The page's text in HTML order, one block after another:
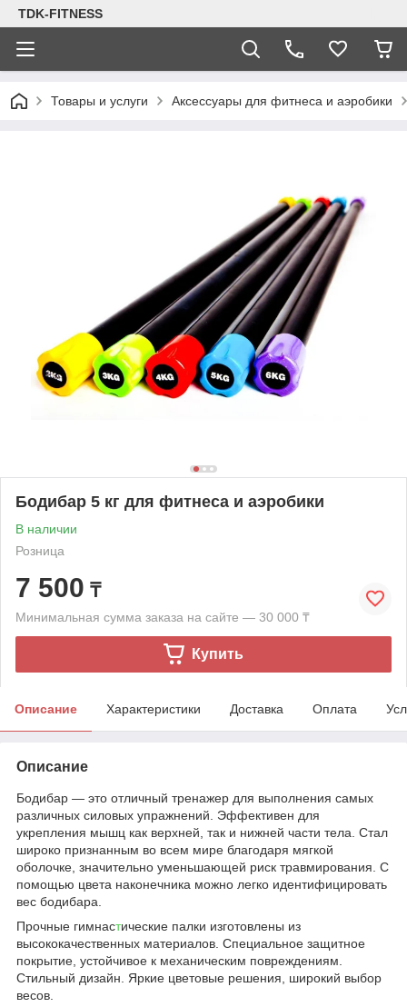
TDK-FITNESS
Товары и услуги Аксессуары для фитнеса и аэробики
Бодибар 5 кг для фитнеса и аэробики
В наличии
Розница
7 500 ₸
Минимальная сумма заказа на сайте — 30 000 ₸
Купить
Описание Характеристики Доставка Оплата
Описание
Бодибар — это отличный тренажер для выполнения самых
различных силовых упражнений. Эффективен для
укрепления мышц как верхней, так и нижней части тела. Стал
широко признанным во всем мире благодаря мягкой
оболочке, значительно уменьшающей риск травмирования. С
помощью цвета наконечника можно легко идентифицировать
вес бодибара.
Прочные гимнастические палки изготовлены из
высококачественных материалов. Специальное защитное
покрытие, устойчивое к механическим повреждениям.
Стильный дизайн. Яркие цветовые решения, широкий выбор
весов.